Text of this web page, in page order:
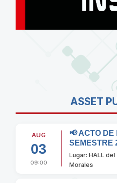
ASSET
AUG
03
09:00
📢 ACTO
SEMESTRE
Lugar: HALL
Morales